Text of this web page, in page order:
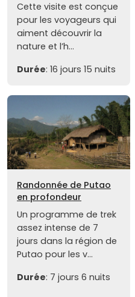
Cette visite est conçue
pour les voyageurs qui
aiment découvrir la
nature et l’h...
Durée: 16 jours 15 nuits
Randonnée de Putao
en profondeur
Un programme de trek
assez intense de 7
jours dans la région de
Putao pour les v...
Durée: 7 jours 6 nuits